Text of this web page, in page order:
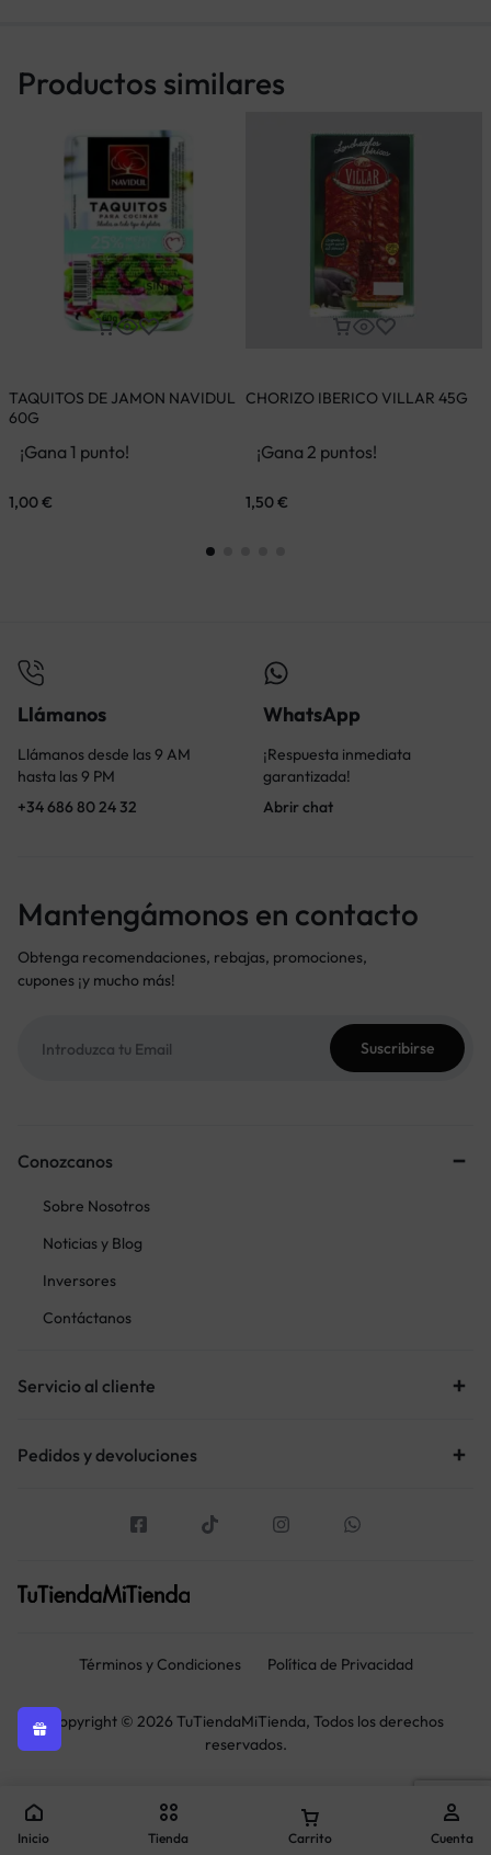
Productos similares
TAQUITOS DE JAMON NAVIDUL
60G
¡Gana 1 punto!
1,00€
CHORIZO IBERICO VILLAR 45G
¡Gana 2 puntos!
1,50€
Llámanos
Llámanos desde las 9 AM
hasta las 9 PM
+34 686 80 24 32
WhatsApp
¡Respuesta inmediata
garantizada!
Abrir chat
Mantengámonos en contacto
Obtenga recomendaciones, rebajas, promociones,
cupones ¡y mucho más!
Conozcanos
Sobre Nosotros
Noticias y Blog
Inversores
Contáctanos
Servicio al cliente
Pedidos y devoluciones
Términos y Condiciones Política de Privacidad
Copyright © 2026 TuTiendaMiTienda, Todos los derechos
reservados.
Inicio Tienda Carrito Cuenta